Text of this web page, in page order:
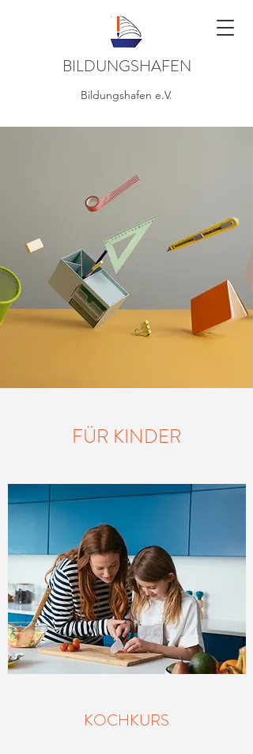
BILDUNGSHAFEN
Bildungshafen e.V.
FÜR KINDER
KOCHKURS